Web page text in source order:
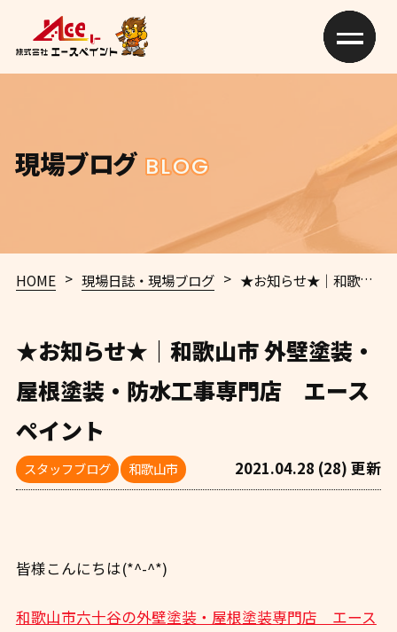
現場ブログ BLOG
HOME > 現場日誌・現場ブログ > ★お知らせ★｜和歌山市 外壁塗装・屋根塗装・防水工事専門店 エースペイント
★お知らせ★｜和歌山市 外壁塗装・
屋根塗装・防水工事専門店 エース
ペイント
スタッフブログ 和歌山市 2021.04.28 (28) 更新
皆様こんにちは(*^-^*)
和歌山市六十谷の外壁塗装・屋根塗装専門店 エース